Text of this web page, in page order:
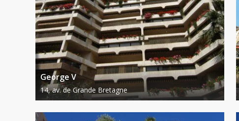
George V
14, av. de Grande Bretagne